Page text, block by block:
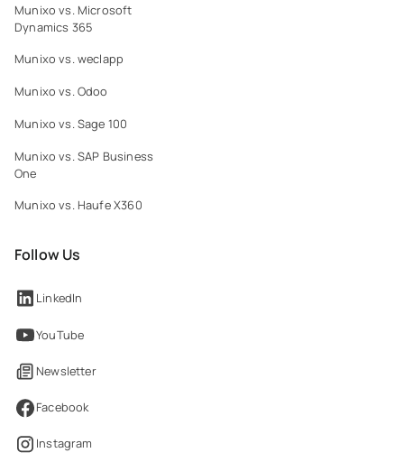
Munixo vs. Microsoft
Dynamics 365
Munixo vs. weclapp
Munixo vs. Odoo
Munixo vs. Sage 100
Munixo vs. SAP Business
One
Munixo vs. Haufe X360
Follow Us
LinkedIn
YouTube
Newsletter
Facebook
Instagram